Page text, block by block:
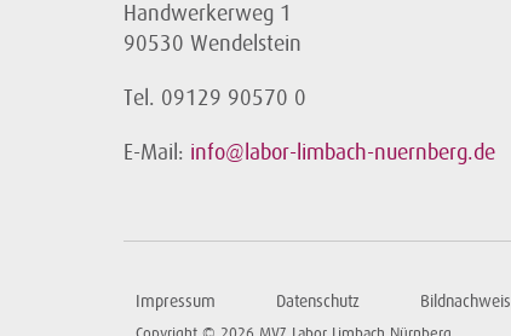
Handwerkerweg 1
90530 Wendelstein
Tel. 09129 90570 0
E-Mail: info@labor-limbach-nuernberg.de
Impressum Datenschutz Bildnachweis